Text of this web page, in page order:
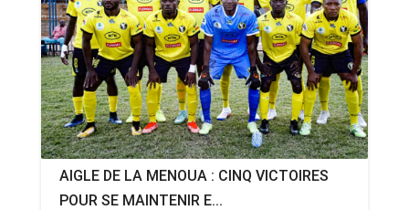
AIGLE DE LA MENOUA : CINQ VICTOIRES
POUR SE MAINTENIR E...